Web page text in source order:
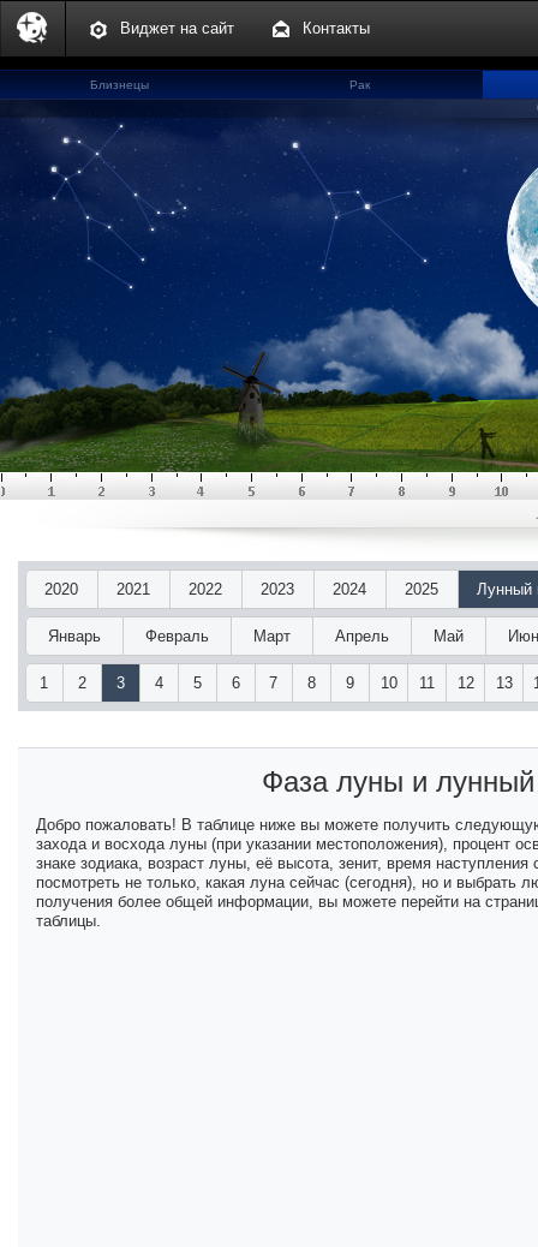
Виджет на сайт Контакты
Близнецы
Рак
2020 2021 2022 2023 2024 2025 Лунный
Январь Февраль Март Апрель Май
1 2 3 4 5 6 7 8 9 10 11 12 13
Фаза луны и
Добро пожаловать! В таблице ниже вы можете получить
захода и восхода луны (при указании местоположения), процент
знаке зодиака, возраст луны, её высота, зенит, время
посмотреть не только, какая луна сейчас (сегодня), но и
получения более общей информации, вы можете перейти на
таблицы.